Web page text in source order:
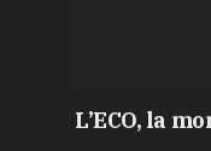
L’ECO, la